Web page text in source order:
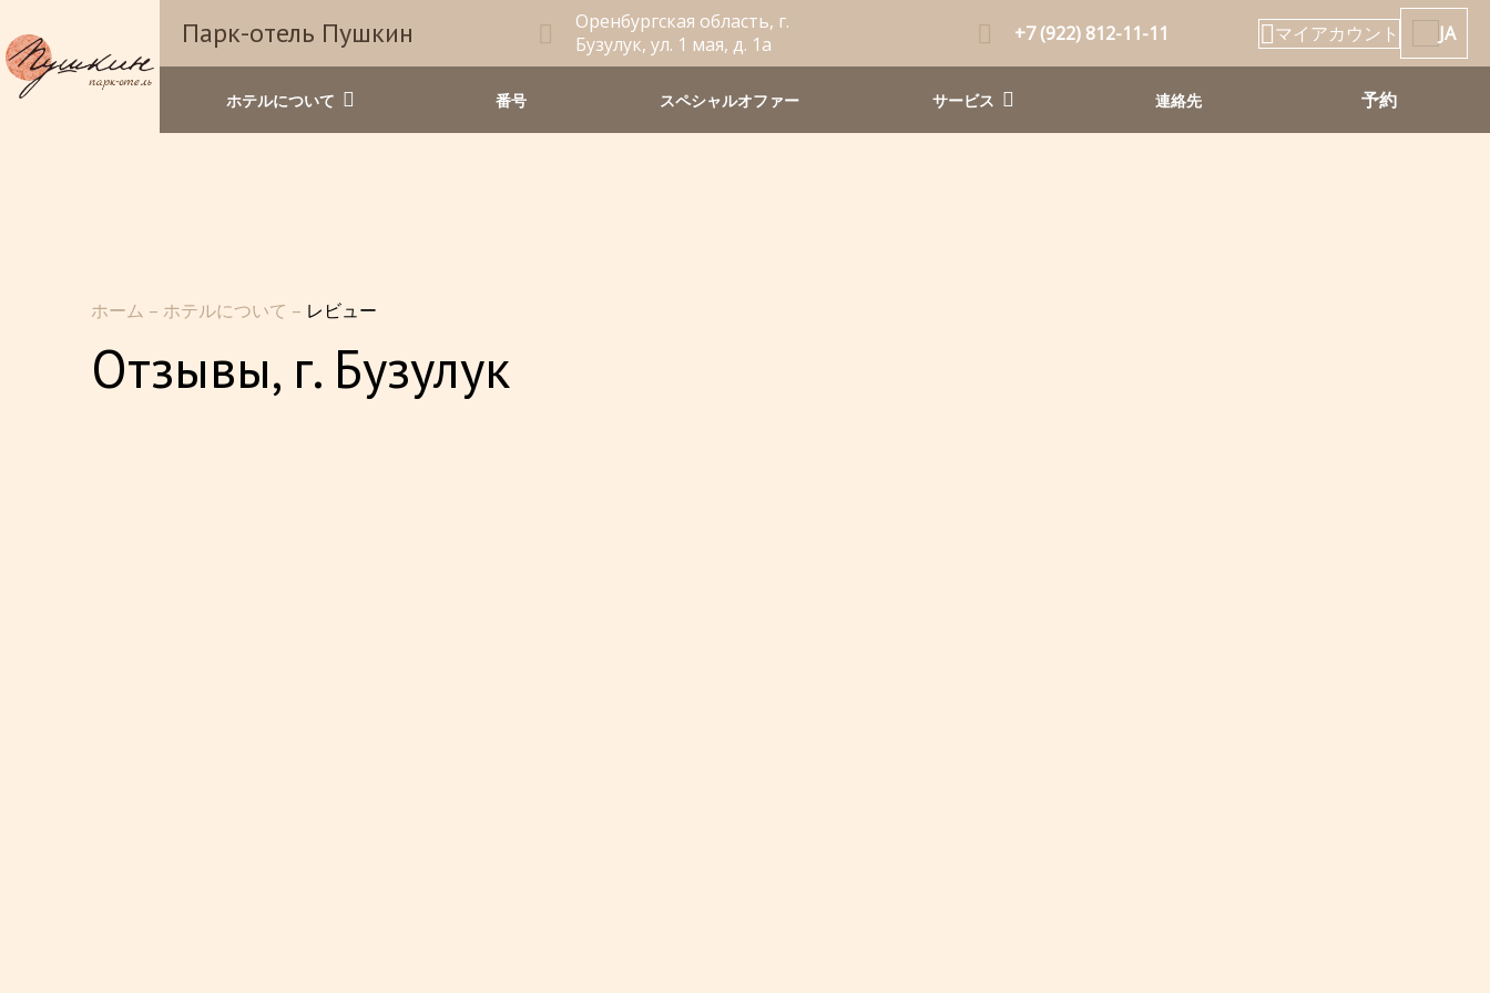
Парк-отель Пушкин
Оренбургская область, г.
Бузулук, ул. 1 мая, д. 1а
+7 (922) 812-11-11 マイアカウント JA
ホテルについて 番号 スペシャルオファー サービス 連絡先 予約
ホーム – ホテルについて – レビュー
Отзывы, г. Бузулук